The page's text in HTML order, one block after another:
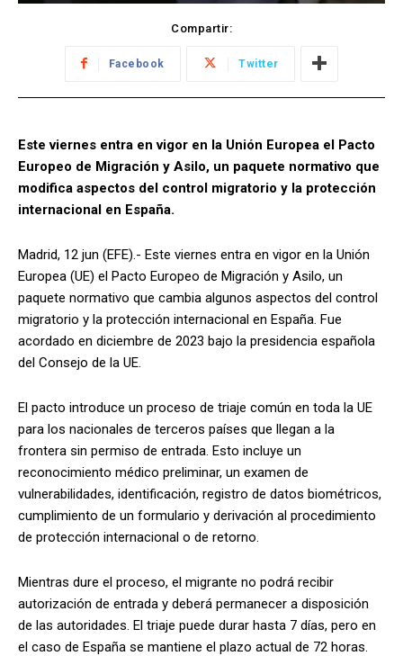
Compartir:
Facebook Twitter
Este viernes entra en vigor en la Unión Europea el Pacto
Europeo de Migración y Asilo, un paquete normativo que
modifica aspectos del control migratorio y la protección
internacional en España.
Madrid, 12 jun (EFE).- Este viernes entra en vigor en la Unión
Europea (UE) el Pacto Europeo de Migración y Asilo, un
paquete normativo que cambia algunos aspectos del control
migratorio y la protección internacional en España. Fue
acordado en diciembre de 2023 bajo la presidencia española
del Consejo de la UE.
El pacto introduce un proceso de triaje común en toda la UE
para los nacionales de terceros países que llegan a la
frontera sin permiso de entrada. Esto incluye un
reconocimiento médico preliminar, un examen de
vulnerabilidades, identificación, registro de datos biométricos,
cumplimiento de un formulario y derivación al procedimiento
de protección internacional o de retorno.
Mientras dure el proceso, el migrante no podrá recibir
autorización de entrada y deberá permanecer a disposición
de las autoridades. El triaje puede durar hasta 7 días, pero en
el caso de España se mantiene el plazo actual de 72 horas.